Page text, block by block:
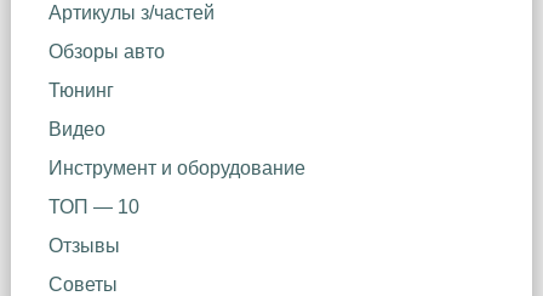
Артикулы з/частей
Обзоры авто
Тюнинг
Видео
Инструмент и оборудование
ТОП — 10
Отзывы
Советы